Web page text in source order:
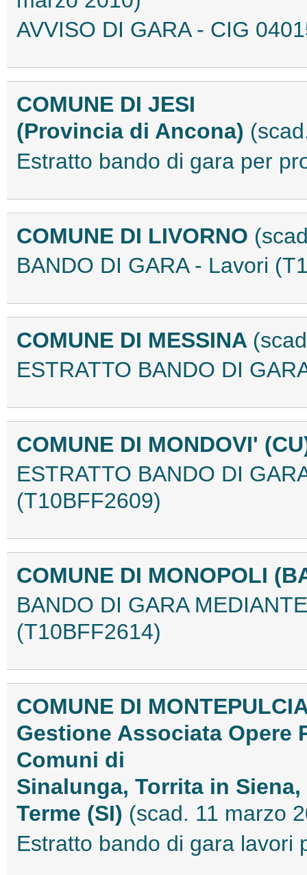
AVVISO DI GARA - CIG
COMUNE DI JESI
(Provincia di Ancona)
Estratto bando di gara per
COMUNE DI LIVORNO
BANDO DI GARA - Lavori
COMUNE DI MESSINA
ESTRATTO BANDO DI
COMUNE DI MONDOVI'
ESTRATTO BANDO DI
(T10BFF2609)
COMUNE DI MONOPOLI
BANDO DI GARA
(T10BFF2614)
COMUNE DI
Gestione Associata Opere
Comuni di
Sinalunga, Torrita in
Terme (SI) (scad. 11 marzo
Estratto bando di gara lavori